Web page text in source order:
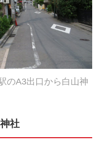
のA3出口から白山神
社